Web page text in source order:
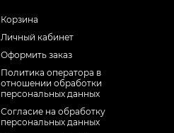
Корзина
Личный кабинет
Оформить заказ
Политика оператора в
отношении обработки
персональных данных
Согласие на обработку
персональных данных